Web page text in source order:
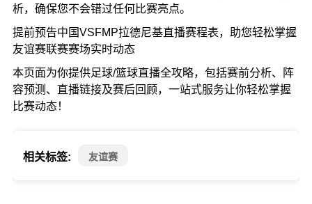
析，确保您不会错过任何比赛亮点。
提前预告中国VSFMP拉德尼基直播赛程表，助您轻松掌握
友谊赛联赛赛场实时动态
本页面为你提供足球/篮球直播全攻略，包括赛前分析、阵
容预测、直播链接及赛后回顾，一站式服务让你轻松掌握
比赛动态！
相关标签: 友谊赛